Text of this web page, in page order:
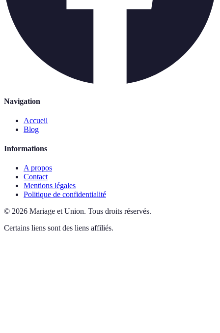
Navigation
Accueil
Blog
Informations
A propos
Contact
Mentions légales
Politique de confidentialité
© 2026 Mariage et Union. Tous droits réservés.
Certains liens sont des liens affiliés.